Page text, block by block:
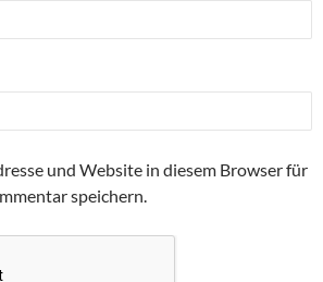
und Website in diesem Browser für
speichern.